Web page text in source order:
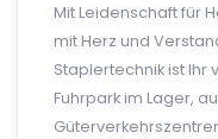
Mit Leidenschaft für
mit Herz und
Staplertechnik ist Ihr
Fuhrpark im Lager,